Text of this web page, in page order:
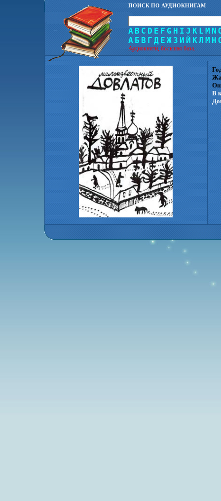
ПОИСК ПО АУДИОКНИГАМ
A B C D E F G H I J K L M N
А Б В Г Д Е Ж З И Й КЛ М Н
Аудиокниги, большая база.
В